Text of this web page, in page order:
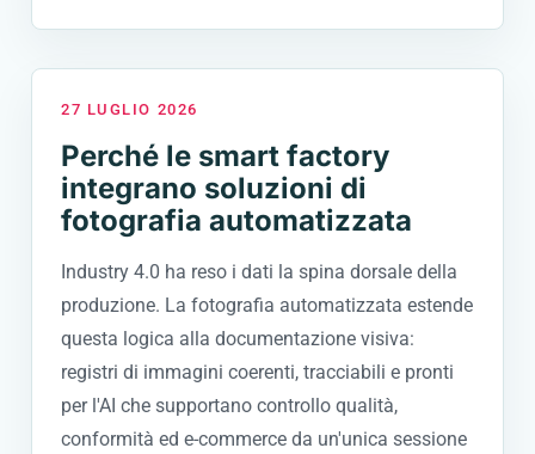
27 LUGLIO 2026
Perché le smart factory
integrano soluzioni di
fotografia automatizzata
Industry 4.0 ha reso i dati la spina dorsale della
produzione. La fotografia automatizzata estende
questa logica alla documentazione visiva:
registri di immagini coerenti, tracciabili e pronti
per l'AI che supportano controllo qualità,
conformità ed e-commerce da un'unica sessione